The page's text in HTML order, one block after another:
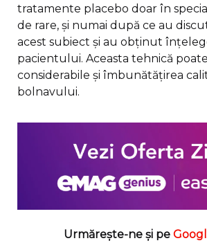
tratamente placebo doar în
de rare, și numai după ce au
acest subiect și au obținut
pacientului. Aceasta tehnică
considerabile și îmbunătățirea
bolnavului.
Urmărește-ne și pe